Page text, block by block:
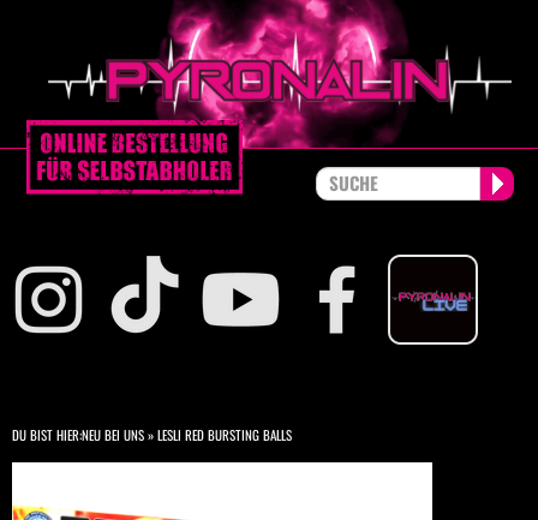
DU BIST HIER:NEU BEI UNS»LESLI RED BURSTING BALLS